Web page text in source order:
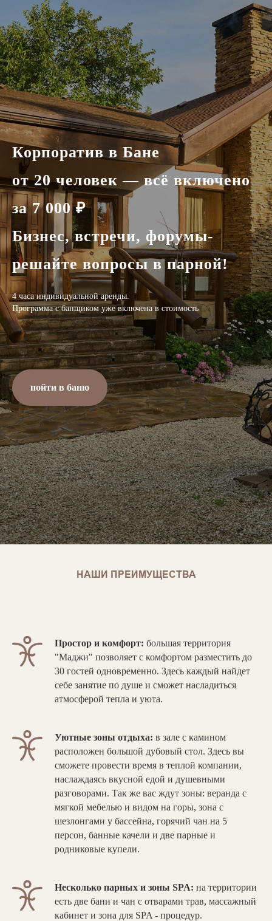
г. Сочи, пгт Эстосадок, ул. Дубравная, 52
Корпоратив в Бане
от 20 человек — всё включено
за 7 000 ₽
Бизнес, встречи, форумы-
решайте вопросы в парной!
4 часа индивидуальной аренды.
Программа с банщиком уже включена в стоимость
пойти в баню
НАШИ ПРЕИМУЩЕСТВА
Простор и комфорт: большая территория
"Маджи" позволяет с комфортом разместить до
30 гостей одновременно. Здесь каждый найдет
себе занятие по душе и сможет насладиться
атмосферой тепла и уюта.
Уютные зоны отдыха: в зале с камином
расположен большой дубовый стол. Здесь вы
сможете провести время в теплой компании,
наслаждаясь вкусной едой и душевными
разговорами. Так же вас ждут зоны: веранда с
мягкой мебелью и видом на горы, зона с
шезлонгами у бассейна, горячий чан на 5
персон, банные качели и две парные и
родниковые купели.
Несколько парных и зоны SPA: на территории
есть две бани и чан с отварами трав, массажный
кабинет и зона для SPA - процедур.